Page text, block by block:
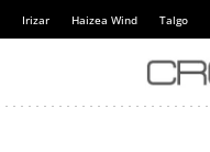
Irizar Haizea Wind Talgo